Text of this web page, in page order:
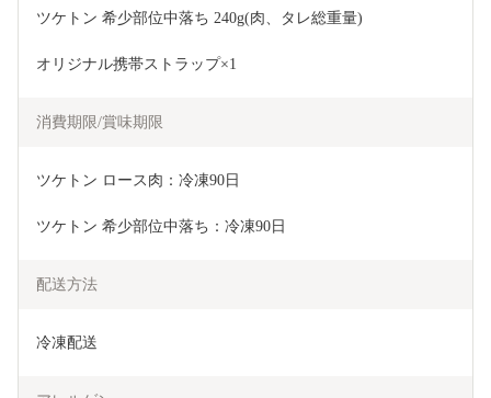
ツケトン 希少部位中落ち 240g(肉、タレ総重量)
オリジナル携帯ストラップ×1
消費期限/賞味期限
ツケトン ロース肉：冷凍90日
ツケトン 希少部位中落ち：冷凍90日
配送方法
冷凍配送